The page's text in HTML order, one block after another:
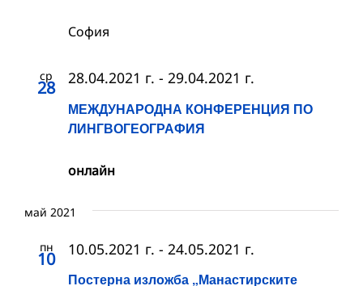
София
ср
28
МЕЖДУНАРОДНА КОНФЕРЕНЦИЯ ПО
ЛИНГВОГЕОГРАФИЯ
28.04.2021 г. - 29.04.2021 г.
онлайн
май 2021
пн
10
Постерна изложба „Манастирските
10.05.2021 г. - 24.05.2021 г.